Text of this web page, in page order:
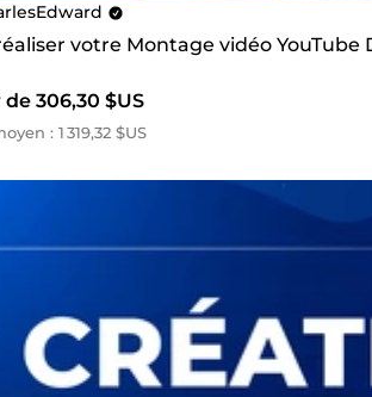
votre Montage vidéo
306,30 $US
: 1 319,32 $US